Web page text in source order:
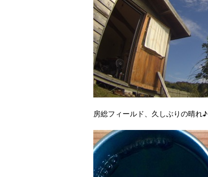
房総フィールド、久しぶりの晴れ♪